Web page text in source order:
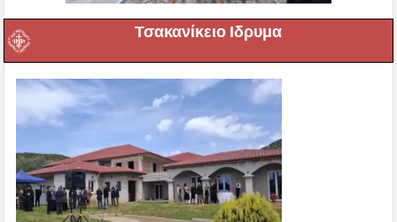
Τσακανίκειο Ιδρυμα